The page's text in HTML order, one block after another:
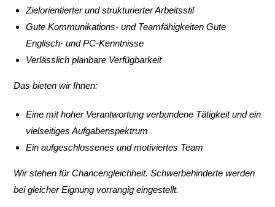
Zielorientierter und strukturierter Arbeitsstil
Gute Kommunikations- und Teamfähigkeiten Gute
Englisch- und PC-Kenntnisse
Verlässlich planbare Verfügbarkeit
Das bieten wir Ihnen:
Eine mit hoher Verantwortung verbundene Tätigkeit und ein
vielseitiges Aufgabenspektrum
Ein aufgeschlossenes und motiviertes Team
Wir stehen für Chancengleichheit. Schwerbehinderte werden
bei gleicher Eignung vorrangig eingestellt.